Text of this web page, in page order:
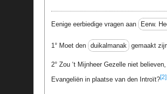
Eenige eerbiedige vragen aan Eerw.
1° Moet den duikalmanak gemaakt
2° Zou ‘t Mijnheer Gezelle niet
Evangeliën in plaatse van den Introït?[2]